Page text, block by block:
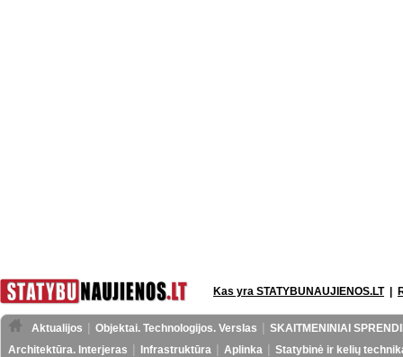
Kas yra STATYBUNAUJIENOS.LT|
Aktualijos Objektai. Technologijos. Verslas
SKAITMENINIAI
Architektūra. Interjeras
Infrastruktūra Aplinka
Statybinė ir kelių